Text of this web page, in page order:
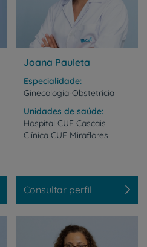
Joana Pauleta
Especialidade
Ginecologia-Obstetrícia
Unidades de saúde
Hospital CUF Cascais |
Clínica CUF Miraflores
Consultar perfil